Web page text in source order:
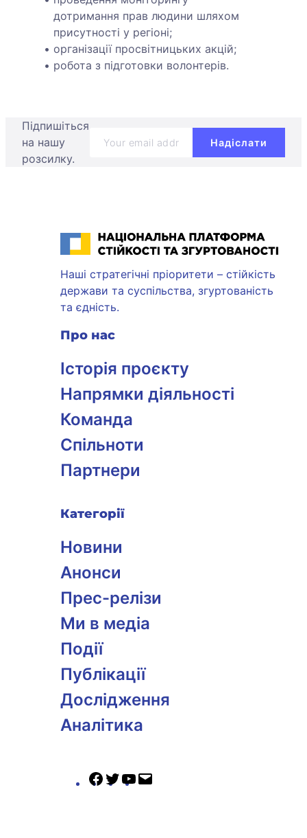
дотримання прав людини шляхом
присутності у регіоні;
організації просвітницьких акцій;
робота з підготовки волонтерів.
Підпишіться
на нашу
розсилку.
Національна платформа стійкості та згуртованості
Наші стратегічні пріоритети – стійкість
держави та суспільства, згуртованість
та єдність.
Про нас
Історія проєкту
Напрямки діяльності
Команда
Спільноти
Партнери
Категорії
Новини
Анонси
Прес-релізи
Ми в медіа
Події
Публікації
Дослідження
Аналітика